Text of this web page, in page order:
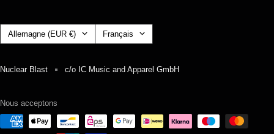
Pays/région Allemagne (EUR €) Langue
Français
Nuclear Blast c/o IC Music and Apparel GmbH
Nous acceptons